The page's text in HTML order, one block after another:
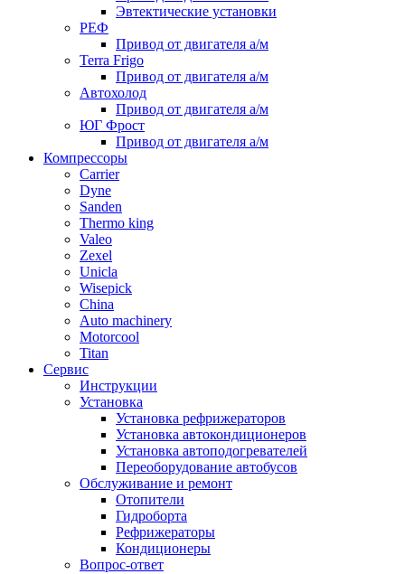
Эвтектические установки
РЕФ
Привод от двигателя а/м
Terra Frigo
Привод от двигателя а/м
Автохолод
Привод от двигателя а/м
ЮГ Фрост
Привод от двигателя а/м
Компрессоры
Carrier
Dyne
Sanden
Thermo king
Valeo
Zexel
Unicla
Wisepick
China
Auto machinery
Motorcool
Titan
Сервис
Инструкции
Установка
Установка рефрижераторов
Установка автокондиционеров
Установка автоподогревателей
Переоборудование автобусов
Обслуживание и ремонт
Отопители
Гидроборта
Рефрижераторы
Кондиционеры
Вопрос-ответ